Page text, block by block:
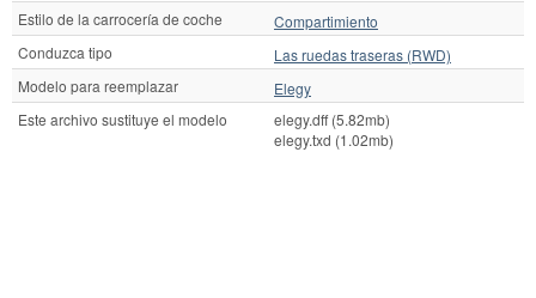
Estilo de la carrocería de coche
Compartimiento
Conduzca tipo
Las ruedas traseras (RWD)
Modelo para reemplazar
Elegy
Este archivo sustituye el modelo
elegy.dff (5.82mb)
elegy.txd (1.02mb)